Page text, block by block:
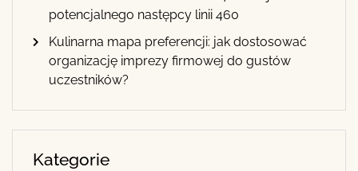
potencjalnego następcy linii 460
Kulinarna mapa preferencji: jak dostosować
organizację imprezy firmowej do gustów
uczestników?
Kategorie